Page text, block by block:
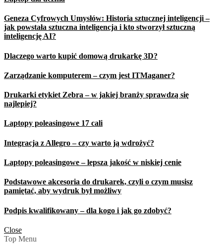
Geneza Cyfrowych Umysłów: Historia sztucznej inteligencji –
jak powstała sztuczna inteligencja i kto stworzył sztuczną
inteligencję AI?
Dlaczego warto kupić domową drukarkę 3D?
Zarządzanie komputerem – czym jest ITMaganer?
Drukarki etykiet Zebra – w jakiej branży sprawdzą się
najlepiej?
Laptopy poleasingowe 17 cali
Integracja z Allegro – czy warto ją wdrożyć?
Laptopy poleasingowe – lepsza jakość w niskiej cenie
Podstawowe akcesoria do drukarek, czyli o czym musisz
pamiętać, aby wydruk był możliwy
Podpis kwalifikowany – dla kogo i jak go zdobyć?
Close
Top Menu